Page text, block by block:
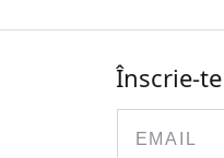
Înscrie-